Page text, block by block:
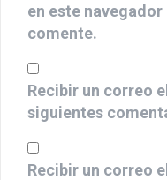
en este
comente.
Recibir un correo
siguientes
Recibir un correo